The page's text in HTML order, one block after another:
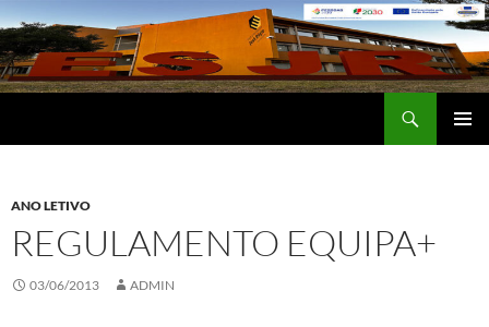
Saltar
para
o
conteúdo
ANO LETIVO
REGULAMENTO EQUIPA+
03/06/2013 ADMIN